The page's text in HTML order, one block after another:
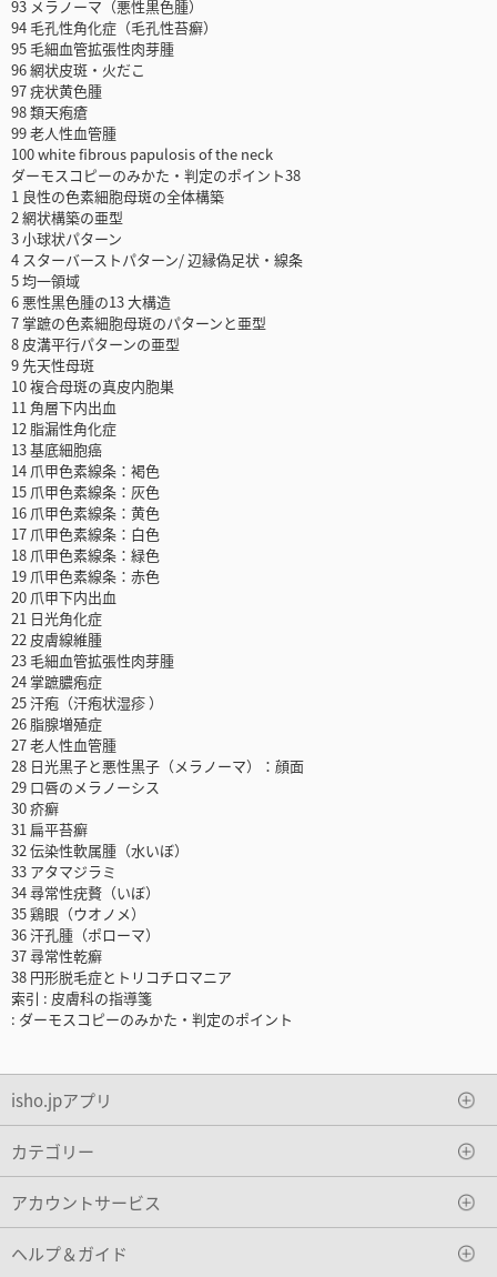
93 メラノーマ（悪性黒色腫）
94 毛孔性角化症（毛孔性苔癬）
95 毛細血管拡張性肉芽腫
96 網状皮斑・火だこ
97 疣状黄色腫
98 類天疱瘡
99 老人性血管腫
100 white fibrous papulosis of the neck
ダーモスコピーのみかた・判定のポイント38
1 良性の色素細胞母斑の全体構築
2 網状構築の亜型
3 小球状パターン
4 スターバーストパターン/ 辺縁偽足状・線条
5 均一領域
6 悪性黒色腫の13 大構造
7 掌蹠の色素細胞母斑のパターンと亜型
8 皮溝平行パターンの亜型
9 先天性母斑
10 複合母斑の真皮内胞巣
11 角層下内出血
12 脂漏性角化症
13 基底細胞癌
14 爪甲色素線条：褐色
15 爪甲色素線条：灰色
16 爪甲色素線条：黄色
17 爪甲色素線条：白色
18 爪甲色素線条：緑色
19 爪甲色素線条：赤色
20 爪甲下内出血
21 日光角化症
22 皮膚線維腫
23 毛細血管拡張性肉芽腫
24 掌蹠膿疱症
25 汗疱（汗疱状湿疹 ）
26 脂腺増殖症
27 老人性血管腫
28 日光黒子と悪性黒子（メラノーマ）：顔面
29 口唇のメラノーシス
30 疥癬
31 扁平苔癬
32 伝染性軟属腫（水いぼ）
33 アタマジラミ
34 尋常性疣贅（いぼ）
35 鶏眼（ウオノメ）
36 汗孔腫（ポローマ）
37 尋常性乾癬
38 円形脱毛症とトリコチロマニア
索引 : 皮膚科の指導箋
: ダーモスコピーのみかた・判定のポイント
isho.jpアプリ
カテゴリー
アカウントサービス
ヘルプ＆ガイド